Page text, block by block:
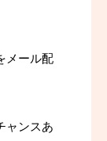
メール配
ャンスあ